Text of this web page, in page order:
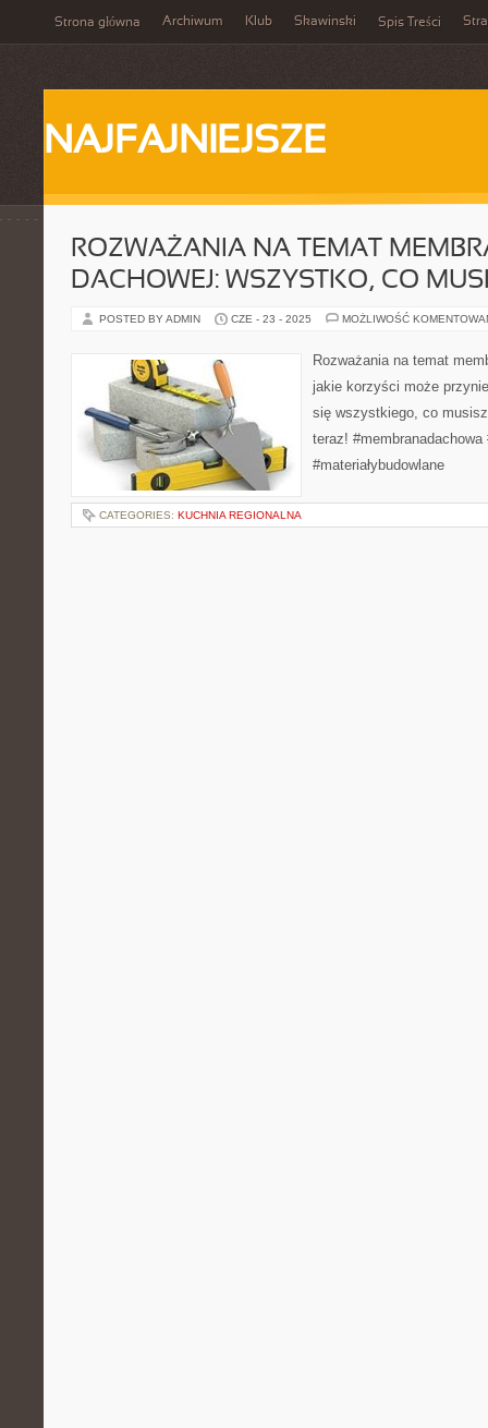
Strona główna Archiwum Klub Skawinski Spis Treści
NAJFAJNIEJSZE
ROZWAŻANIA NA TEMAT
DACHOWEJ: WSZYSTKO, CO
POSTED BY ADMIN CZE - 23 - 2025 MOŻLIWOŚĆ
Rozważania na temat
jakie korzyści może
się wszystkiego, co
teraz! #membranadachowa
#materiałybudowlane
CATEGORIES: KUCHNIA REGIONALNA